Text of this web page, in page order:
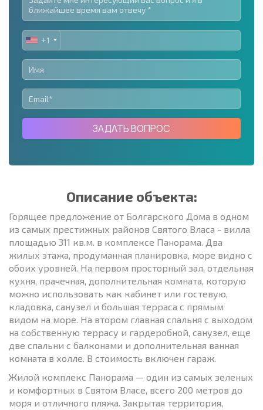
UNITED
STATES
+1
+1
ЗАДАТЬ ВОПРОС
Описание объекта:
Горящее предложение от Болгарского Дома в одном
из самых престижных районов Святого Власа - вилла
площадью 311 кв.м. в комплексе Панорама. Два
жилых этажа, продуманная планировка, море видно с
обоих уровней. На первом просторный зал, отдельная
кухня, прачечная, дополнительная комната, которую
можно использовать как кабинет или гостевую,
кладовка, санузел и большая терраса с прямым
видом на море. На втором главная спальня с выходом
на собственную террасу и гардеробной, санузел, еще
две спальни с балконами и дополнительная ванная
комната в холле. В стоимость включен гараж.
Жилой комплекс Панорама — один из самых зеленых
и комфортных в Святом Власе, всего 200 метров до
моря и отличного пляжа. Закрытая территория,